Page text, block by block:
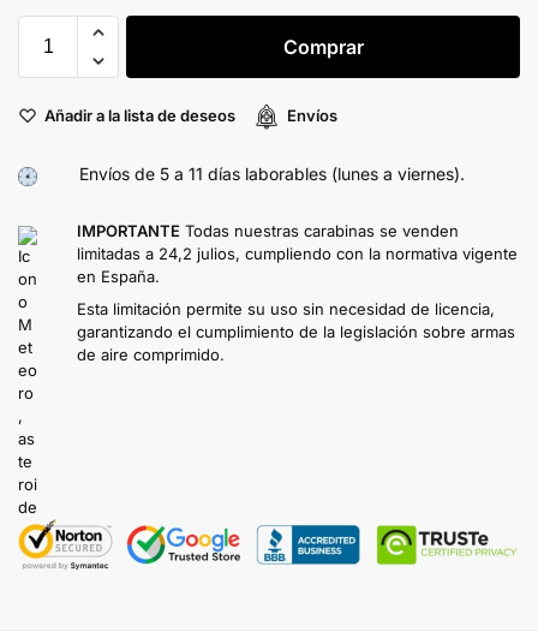
Comprar
Añadir a la lista de deseos Envíos
Envíos de 5 a 11 días laborables (lunes a viernes).
IMPORTANTE Todas nuestras carabinas se venden
limitadas a 24,2 julios, cumpliendo con la normativa vigente
en España.
Esta limitación permite su uso sin necesidad de licencia,
garantizando el cumplimiento de la legislación sobre armas
de aire comprimido.